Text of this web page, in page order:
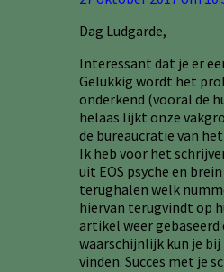
Dag Ludgarde,
Interessant dat je er
Gelukkig wordt het
onderkend (vooral de
helaas lijkt onze
de bureaucratie van
Ik heb voor het
uit EOS psyche en
terughalen welk
hiervan terugvindt op
artikel weer gebaseerd
waarschijnlijk kun je
vinden. Succes met je